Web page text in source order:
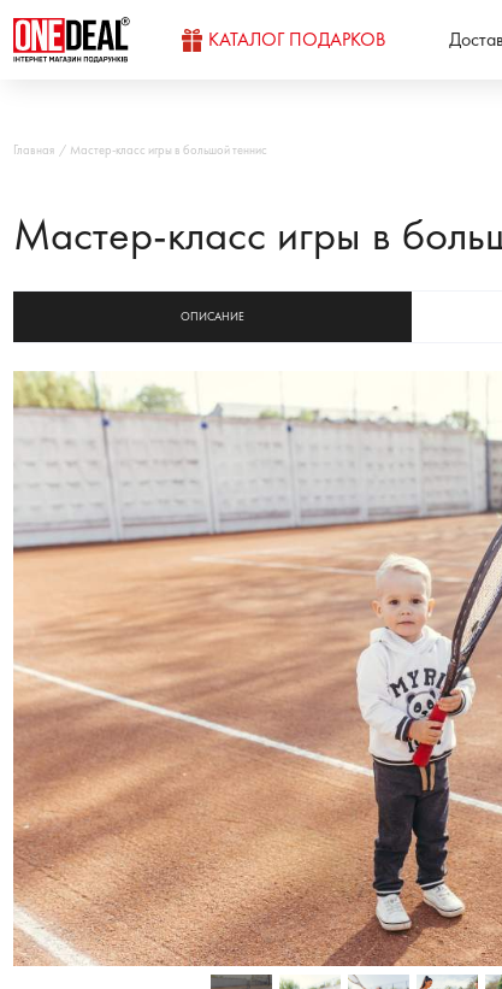
КАТАЛОГ ПОДАРКОВ
Главная Мастер-класс игры в большой теннис
Мастер-класс игры в
ОПИСАНИЕ